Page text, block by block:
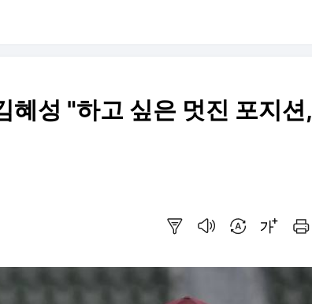
혜성 "하고 싶은 멋진 포지션,